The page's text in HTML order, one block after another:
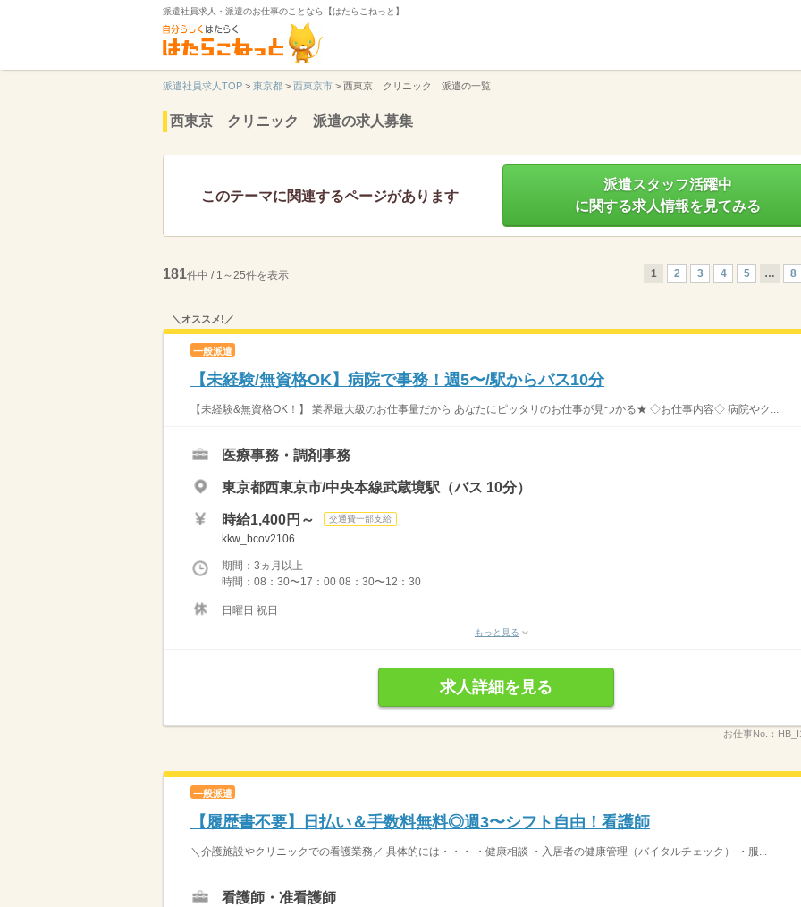
派遣社員求人・派遣のお仕事のことなら【はたらこねっと】
派遣社員求人TOP > 東京都 > 西東京市 > 西東京 クリニック 派遣の一覧
西東京 クリニック 派遣の求人募集
このテーマに関連するページがあります
派遣スタッフ活躍中
に関する求人情報を見てみる
181件中 / 1～25件を表示 1 2 3 4 5 … 8
＼オススメ!／
一般派遣
【未経験/無資格OK】病院で事務！週5〜/駅からバス10分
【未経験&無資格OK！】 業界最大級のお仕事量だから あなたにピッタリのお仕事が見つかる★ ◇お仕事内容◇ 病院やク...
医療事務・調剤事務
東京都西東京市/中央本線武蔵境駅（バス 10分）
時給1,400円～ 交通費一部支給
kkw_bcov2106
期間：3ヵ月以上
時間：08：30〜17：00 08：30〜12：30
日曜日 祝日
もっと見る
求人詳細を見る
お仕事No.：
一般派遣
【履歴書不要】日払い＆手数料無料◎週3〜シフト自由！看護師
＼介護施設やクリニックでの看護業務／ 具体的には・・・ ・健康相談 ・入居者の健康管理（バイタルチェック） ・服...
看護師・准看護師